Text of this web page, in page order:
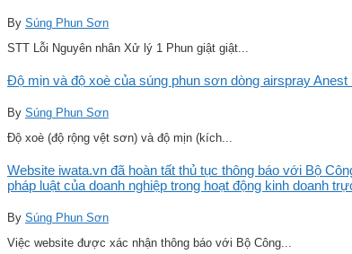
By Súng Phun Sơn
STT Lỗi Nguyên nhân Xử lý 1 Phun giật giật...
Độ mịn và độ xoè của súng phun sơn dòng airspray Anest
By Súng Phun Sơn
Độ xoè (độ rộng vệt sơn) và độ mịn (kích...
Website iwata.vn đã hoàn tất thủ tục thông báo với Bộ
pháp luật của doanh nghiệp trong hoạt động kinh doanh
By Súng Phun Sơn
Việc website được xác nhận thông báo với Bộ Công...